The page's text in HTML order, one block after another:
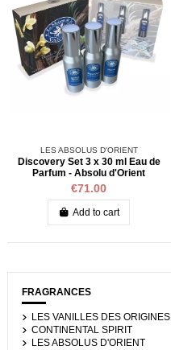
LES ABSOLUS D'ORIENT
Discovery Set 3 x 30 ml Eau de
Parfum - Absolu d'Orient
€71.00
Add to cart
FRAGRANCES
LES VANILLES DES ORIGINES
CONTINENTAL SPIRIT
LES ABSOLUS D'ORIENT